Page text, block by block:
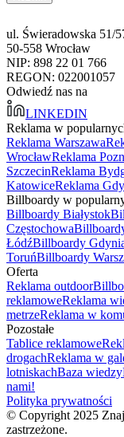
ul. Świeradowska 51/
50-558 Wrocław
NIP: 898 22 01 766
REGON: 022001057
Odwiedź nas na
LINKEDIN
Reklama w
Reklama Warszawa
WrocławReklama
SzczecinReklama
KatowiceReklama
Billboardy w
Billboardy Białystok
Częstochowa
ŁódźBillboardy
ToruńBillboardy
Oferta
Reklama outdoor
reklamoweReklama
metrzeReklama w
Pozostałe
Tablice reklamowe
drogachReklama w
lotniskachBaza wiedzy
nami!
Polityka prywatności
© Copyright 2025
zastrzeżone.